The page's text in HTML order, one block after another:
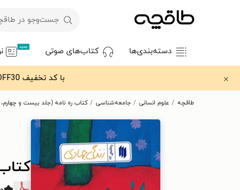
دسته‌بندی‌ها کتاب‌های صوتی جدید
با کد تخفیف OFF30 اولین کتاب الکترونیکی یا صوتی‌ات را با ۳۰٪ تخفیف از طاقچه دریافت کن.
طاقچه علوم انسانی جامعه‌شناسی کتاب ره نامه (جلد بیست و